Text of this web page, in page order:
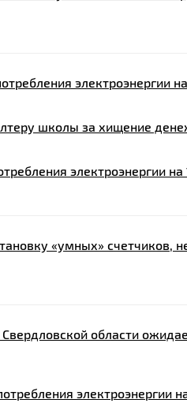
электроэнергии
школы за хищение
электроэнергии на
«умных» счетчиков,
области
электроэнергии